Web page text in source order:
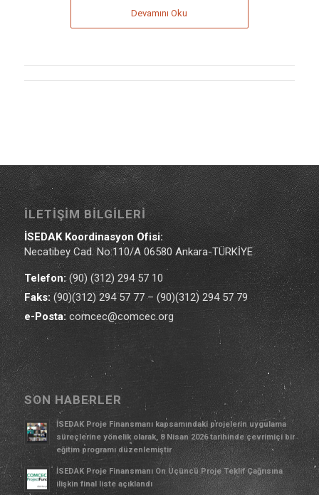
Devamını Oku
İLETIŞIM BILGILERI
İSEDAK Koordinasyon Ofisi:
Necatibey Cad. No:110/A 06580 Ankara-TÜRKİYE
Telefon:(90) (312) 294 57 10
Faks: (90)(312) 294 57 77 – (90)(312) 294 57 79
e-Posta:comcec@comcec.org
SON HABERLER
İSEDAK Proje Finansmanı kapsamındaki projelerin uygulama
süreçlerine yönelik olarak, 8 Nisan 2026 tarihinde çevrimiçi bir
eğitim programı düzenlemiştir
İSEDAK Proje Finansmanı On Üçüncü Proje Teklif Çağrısına
ilişkin final liste açıklandı